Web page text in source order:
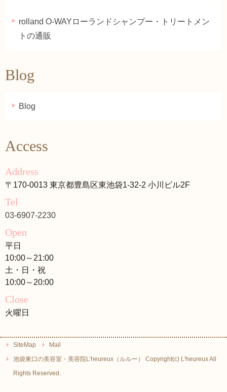
rolland O-WAYローランドシャンプー・トリートメン
トの通販
Blog
Blog
Access
Address
〒170-0013 東京都豊島区東池袋1-32-2 小川ビル2F
Tel
03-6907-2230
Open
平日
10:00～21:00
土・日・祝
10:00～20:00
Close
火曜日
SiteMap
Mail
池袋東口の美容室・美容院L’heureux（ルルー） Copyright(c) L'heureux All
Rights Reserved.